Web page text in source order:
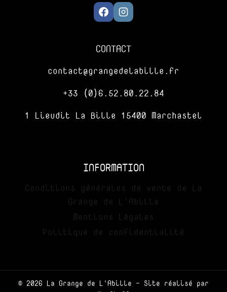
CONTACT
contact@grangedelabille.fr
+33 (0)6.52.80.22.84
1 Lieudit La Bille 15400 Marchastel
INFORMATION
Conditions générales de vente de La
Grange de L’Abille
Mentions Légales
Politique de confidentialité
© 2026 La Grange de L'Abille - Site réalisé par